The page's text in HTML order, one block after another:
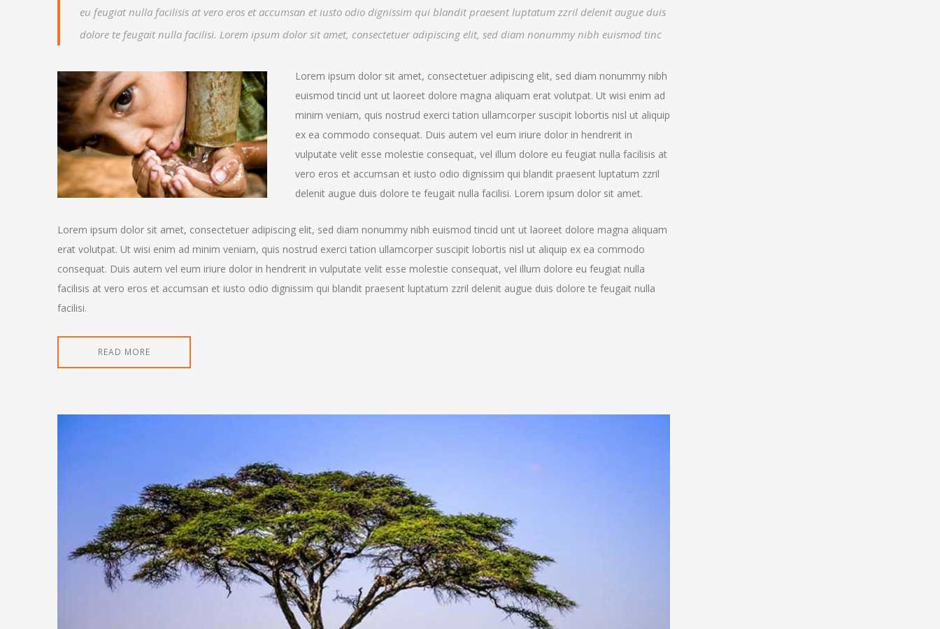
eu feugiat nulla facilisis at vero eros et accumsan et iusto odio dignissim qui blandit praesent luptatum zzril delenit augue duis
dolore te feugait nulla facilisi. Lorem ipsum dolor sit amet, consectetuer adipiscing elit, sed diam nonummy nibh euismod tinc
Lorem ipsum dolor sit amet, consectetuer adipiscing elit, sed diam nonummy nibh
euismod tincid unt ut laoreet dolore magna aliquam erat volutpat. Ut wisi enim ad
minim veniam, quis nostrud exerci tation ullamcorper suscipit lobortis nisl ut aliquip
ex ea commodo consequat. Duis autem vel eum iriure dolor in hendrerit in
vulputate velit esse molestie consequat, vel illum dolore eu feugiat nulla facilisis at
vero eros et accumsan et iusto odio dignissim qui blandit praesent luptatum zzril
delenit augue duis dolore te feugait nulla facilisi. Lorem ipsum dolor sit amet.
Lorem ipsum dolor sit amet, consectetuer adipiscing elit, sed diam nonummy nibh euismod tincid unt ut laoreet dolore magna aliquam
erat volutpat. Ut wisi enim ad minim veniam, quis nostrud exerci tation ullamcorper suscipit lobortis nisl ut aliquip ex ea commodo
consequat. Duis autem vel eum iriure dolor in hendrerit in vulputate velit esse molestie consequat, vel illum dolore eu feugiat nulla
facilisis at vero eros et accumsan et iusto odio dignissim qui blandit praesent luptatum zzril delenit augue duis dolore te feugait nulla
facilisi.
READ MORE